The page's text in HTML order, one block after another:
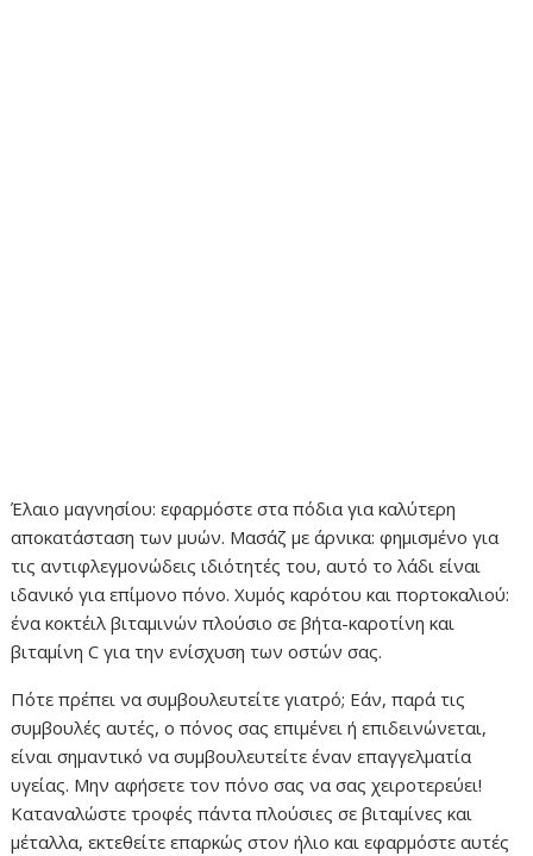
Έλαιο μαγνησίου: εφαρμόστε στα πόδια για καλύτερη
αποκατάσταση των μυών. Μασάζ με άρνικα: φημισμένο για
τις αντιφλεγμονώδεις ιδιότητές του, αυτό το λάδι είναι
ιδανικό για επίμονο πόνο. Χυμός καρότου και πορτοκαλιού:
ένα κοκτέιλ βιταμινών πλούσιο σε βήτα-καροτίνη και
βιταμίνη C για την ενίσχυση των οστών σας.
Πότε πρέπει να συμβουλευτείτε γιατρό; Εάν, παρά τις
συμβουλές αυτές, ο πόνος σας επιμένει ή επιδεινώνεται,
είναι σημαντικό να συμβουλευτείτε έναν επαγγελματία
υγείας. Μην αφήσετε τον πόνο σας να σας χειροτερεύει!
Καταναλώστε τροφές πάντα πλούσιες σε βιταμίνες και
μέταλλα, εκτεθείτε επαρκώς στον ήλιο και εφαρμόστε αυτές